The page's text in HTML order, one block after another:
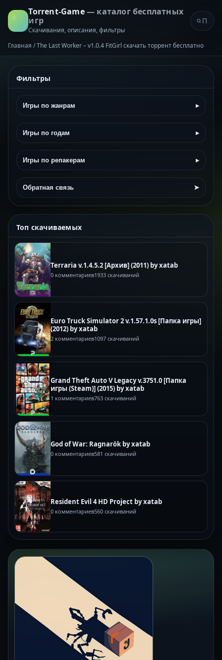
Torrent-Game— каталог бесплатных
игр
Скачивания, описания, фильтры
Главная /The Last Worker – v1.0.4 FitGirl скачать торрент бесплатно
Фильтры
Игры по жанрам ▸
Игры по годам ▸
Игры по репакерам ▸
Обратная связь ➤
Топ скачиваемых
Terraria v.1.4.5.2 [Архив] (2011) by xatab
0 комментариев1933 скачиваний
Euro Truck Simulator 2 v.1.57.1.0s [Папка игры]
(2012) by xatab
2 комментариев1097 скачиваний
Grand Theft Auto V Legacy v.3751.0 [Папка
игры (Steam)] (2015) by xatab
1 комментариев763 скачиваний
God of War: Ragnarök by xatab
0 комментариев581 скачиваний
Resident Evil 4 HD Project by xatab
0 комментариев560 скачиваний